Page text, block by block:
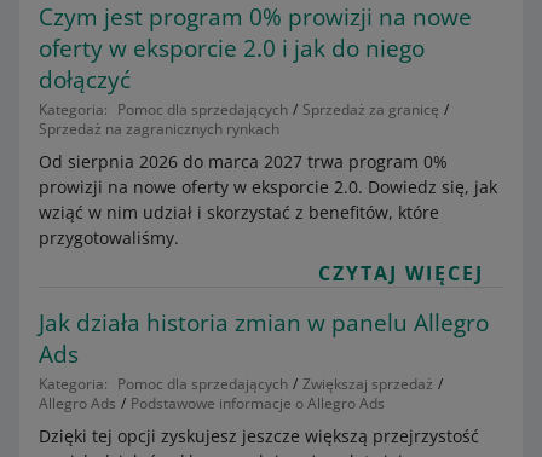
Czym jest program 0% prowizji na nowe
oferty w eksporcie 2.0 i jak do niego
dołączyć
Kategoria: Pomoc dla sprzedających
Sprzedaż za granicę
Sprzedaż na zagranicznych rynkach
Od sierpnia 2026 do marca 2027 trwa program 0%
prowizji na nowe oferty w eksporcie 2.0. Dowiedz się, jak
wziąć w nim udział i skorzystać z benefitów, które
przygotowaliśmy.
CZYTAJ WIĘCEJ
Jak działa historia zmian w panelu Allegro
Ads
Kategoria: Pomoc dla sprzedających
Zwiększaj sprzedaż
Allegro Ads
Podstawowe informacje o Allegro Ads
Dzięki tej opcji zyskujesz jeszcze większą przejrzystość